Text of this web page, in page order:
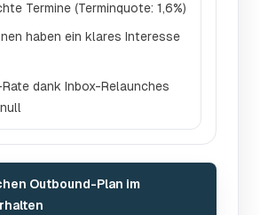
Termine (Terminquote: 1,6%)
haben ein klares Interesse
dank Inbox-Relaunches
Outbound-Plan im